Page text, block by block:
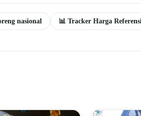
nasional 📊 Tracker Harga